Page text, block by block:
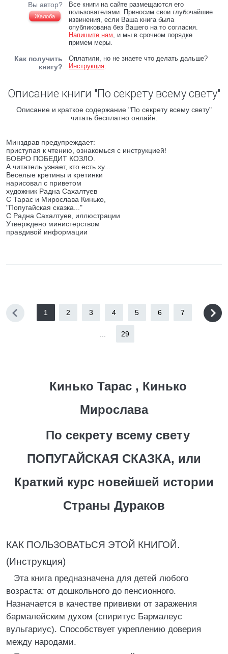
Вы автор?
Жалоба
Все книги на сайте размещаются его
пользователями. Приносим свои глубочайшие
извинения, если Ваша книга была
опубликована без Вашего на то согласия.
Напишите нам, и мы в срочном порядке
примем меры.
Как получить
книгу?
Оплатили, но не знаете что делать дальше?
Инструкция.
Описание книги "По секрету всему свету"
Описание и краткое содержание "По секрету всему свету"
читать бесплатно онлайн.
Минздрав предупреждает:
приступая к чтению, ознакомься с инструкцией!
БОБРО ПОБЕДИТ КОЗЛО.
А читатель узнает, кто есть ху...
Веселые кретины и кретинки
нарисовал с приветом
художник Радна Сахалтуев
С Тарас и Мирослава Кинько,
"Попугайская сказка..."
С Радна Сахалтуев, иллюстрации
Утверждено министерством
правдивой информации
1 2 3 4 5 6 7
29
Кинько Тарас , Кинько
Мирослава
По секрету всему свету
ПОПУГАЙСКАЯ СКАЗКА, или
Краткий курс новейшей истории
Страны Дураков
КАК ПОЛЬЗОВАТЬСЯ ЭТОЙ КНИГОЙ.
(Инструкция)
Эта книга предназначена для детей любого
возраста: от дошкольного до пенсионного.
Назначается в качестве прививки от заражения
бармалейским духом (спиритус Бармалеус
вульгариус). Способствует укреплению доверия
между народами.